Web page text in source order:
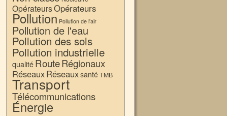
OpérateursOpérateurs
Pollution Pollution de l'air
Pollution de l'eau
Pollution des sols
Pollution industrielle
qualité RouteRégionaux
RéseauxRéseauxsantéTMB
Transport
Télécommunications
Énergie